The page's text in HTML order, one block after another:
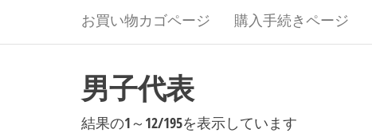
ッ
お買い物カゴページ 購入手続きページ
男子代表
結果の1～12/195を表示しています